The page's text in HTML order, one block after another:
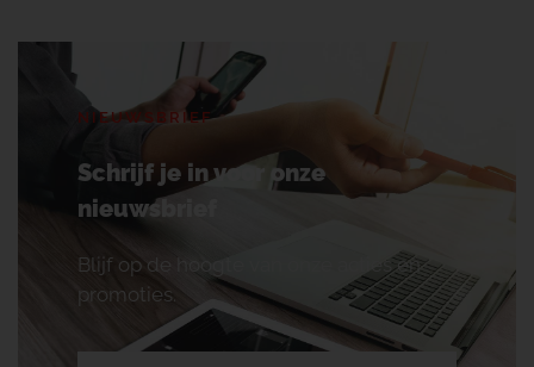
NIEUWSBRIEF
Schrijf je in voor onze
nieuwsbrief
Blijf op de hoogte van onze acties en
promoties.